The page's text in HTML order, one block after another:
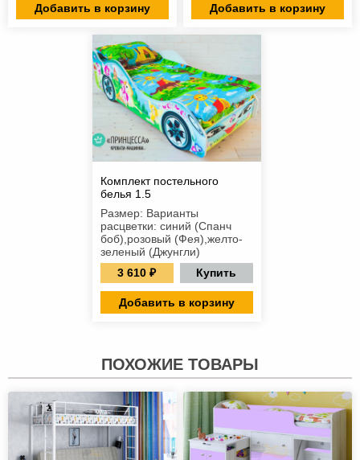
Добавить в корзину Добавить в корзину
Комплект постельного
белья 1.5
Размер: Варианты
расцветки: синий (Спанч
боб),розовый (Фея),желто-
зеленый (Джунгли)
3 610 ₽
Купить
Добавить в корзину
ПОХОЖИЕ ТОВАРЫ